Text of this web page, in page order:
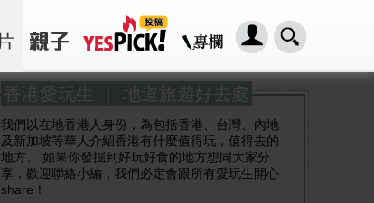
香港愛玩生 ｜ 地道旅遊好去處
我們以在地香港人身份，為包括香港、台灣、內地
及新加坡等華人介紹香港有什麼值得玩，值得去的
地方。 如果你發掘到好玩好食的地方想同大家分
享，歡迎聯絡小編，我們必定會跟所有愛玩生開心
share！